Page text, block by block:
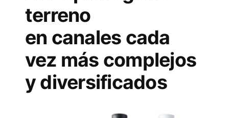
terreno
en canales cada
vez más complejos
y diversificados